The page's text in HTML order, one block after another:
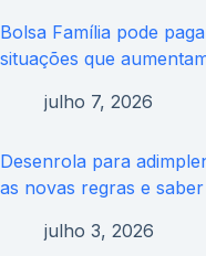
Bolsa Família pode
situações que
julho 7, 2026
Desenrola para
as novas regras e
julho 3, 2026